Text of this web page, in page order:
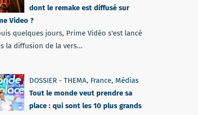
dont le remake est diffusé sur
Video ?
quelques jours, Prime Vidéo s'est lancé
la diffusion de la vers...
DOSSIER - THEMA, France, Médias
Tout le monde veut prendre sa
place : qui sont les 10 plus grands